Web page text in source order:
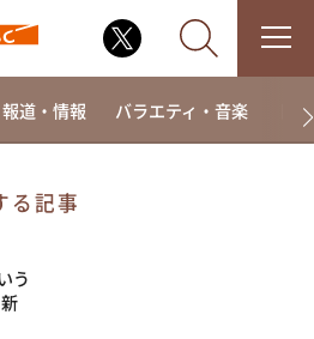
・・・
報道・情報 バラエティ・音楽 ド
る記事
う